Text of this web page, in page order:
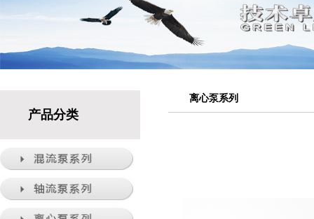
产品分类
离心泵系列